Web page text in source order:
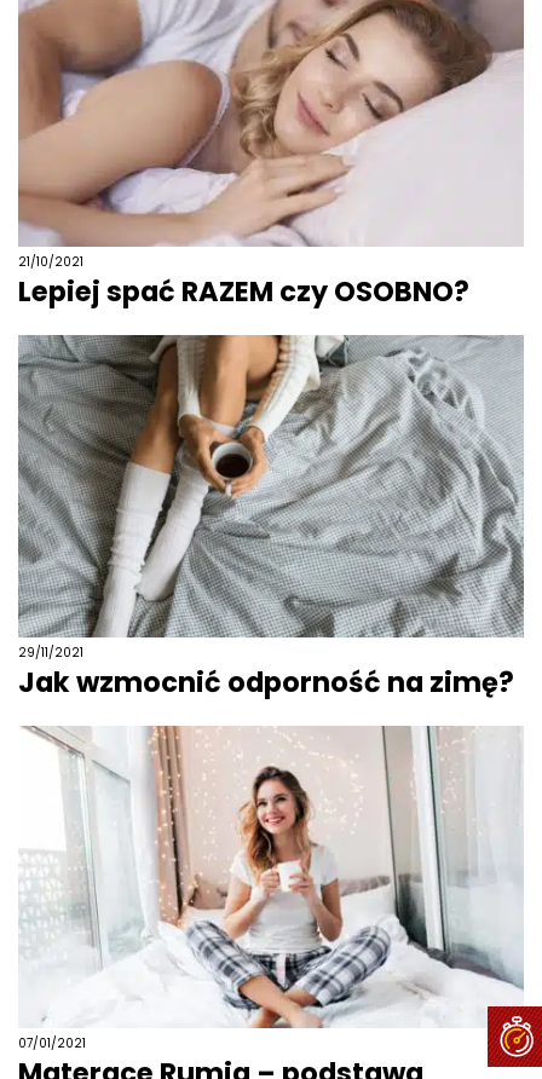
21/10/2021
Lepiej spać RAZEM czy OSOBNO?
29/11/2021
Jak wzmocnić odporność na zimę?
07/01/2021